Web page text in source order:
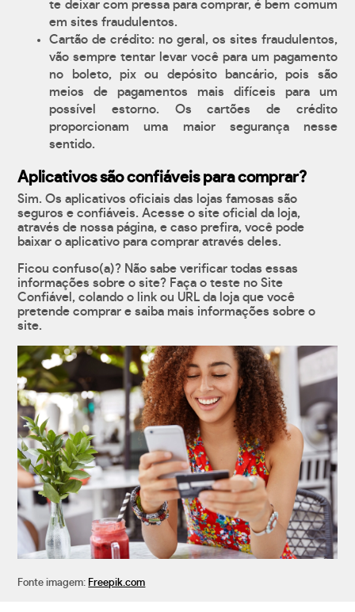
te deixar com pressa para comprar, é bem comum
em sites fraudulentos.
Cartão de crédito: no geral, os sites fraudulentos,
vão sempre tentar levar você para um pagamento
no boleto, pix ou depósito bancário, pois são
meios de pagamentos mais difíceis para um
possível estorno. Os cartões de crédito
proporcionam uma maior segurança nesse
sentido.
Aplicativos são confiáveis para comprar?
Sim. Os aplicativos oficiais das lojas famosas são
seguros e confiáveis. Acesse o site oficial da loja,
através de nossa página, e caso prefira, você pode
baixar o aplicativo para comprar através deles.
Ficou confuso(a)? Não sabe verificar todas essas
informações sobre o site? Faça o teste no Site
Confiável, colando o link ou URL da loja que você
pretende comprar e saiba mais informações sobre o
site.
Fonte imagem: Freepik.com